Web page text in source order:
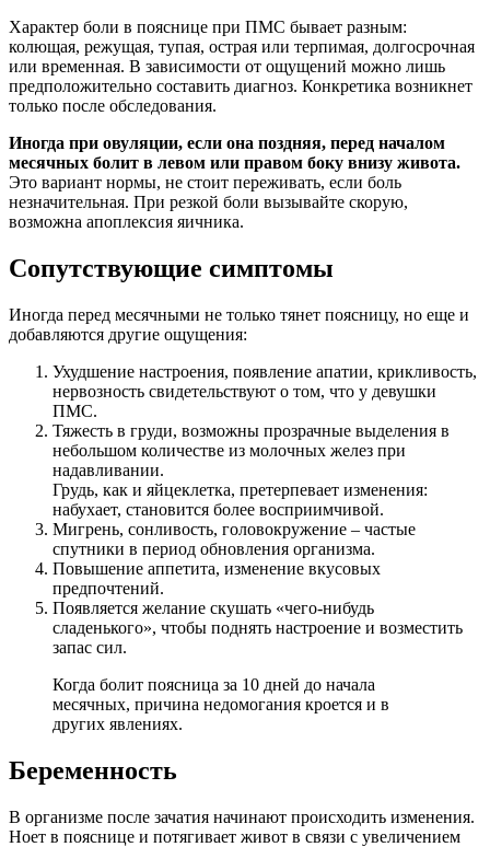
Характер боли в пояснице при ПМС бывает разным:
колющая, режущая, тупая, острая или терпимая, долгосрочная
или временная. В зависимости от ощущений можно лишь
предположительно составить диагноз. Конкретика возникнет
только после обследования.
Иногда при овуляции, если она поздняя, перед началом
месячных болит в левом или правом боку внизу живота.
Это вариант нормы, не стоит переживать, если боль
незначительная. При резкой боли вызывайте скорую,
возможна апоплексия яичника.
Сопутствующие симптомы
Иногда перед месячными не только тянет поясницу, но еще и
добавляются другие ощущения:
Ухудшение настроения, появление апатии, крикливость,
нервозность свидетельствуют о том, что у девушки
ПМС.
Тяжесть в груди, возможны прозрачные выделения в
небольшом количестве из молочных желез при
надавливании.
Грудь, как и яйцеклетка, претерпевает изменения:
набухает, становится более восприимчивой.
Мигрень, сонливость, головокружение – частые
спутники в период обновления организма.
Повышение аппетита, изменение вкусовых
предпочтений.
Появляется желание скушать «чего-нибудь
сладенького», чтобы поднять настроение и возместить
запас сил.
Когда болит поясница за 10 дней до начала
месячных, причина недомогания кроется и в
других явлениях.
Беременность
В организме после зачатия начинают происходить изменения.
Ноет в пояснице и потягивает живот в связи с увеличением